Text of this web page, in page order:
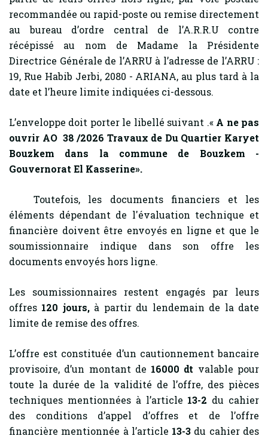
recommandée ou rapid-poste ou remise directement
au bureau d’ordre central de l’A.R.R.U contre
récépissé au nom de Madame la Présidente
Directrice Générale de l’ARRU à l’adresse de l’ARRU :
19, Rue Habib Jerbi, 2080 - ARIANA, au plus tard à la
date et l’heure limite indiquées ci-dessous.
L’enveloppe doit porter le libellé suivant .« A ne pas
ouvrir AO 38 /2026 Travaux de Du Quartier Karyet
Bouzkem dans la commune de Bouzkem -
Gouvernorat El Kasserine».
Toutefois, les documents financiers et les
éléments dépendant de l'évaluation technique et
financière doivent être envoyés en ligne et que le
soumissionnaire indique dans son offre les
documents envoyés hors ligne.
Les soumissionnaires restent engagés par leurs
offres 120 jours,à partir du lendemain de la date
limite de remise des offres.
L’offre est constituée d’un cautionnement bancaire
provisoire, d’un montant de 16000 dt valable pour
toute la durée de la validité de l’offre, des pièces
techniques mentionnées à l’article 13-2 du cahier
des conditions d’appel d’offres et de l’offre
financière mentionnée à l’article 13-3 du cahier des